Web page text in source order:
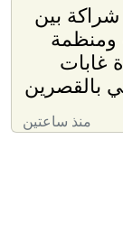
شراكة بين
ومنظمة
غابات
بالقصرين
منذ ساعتين